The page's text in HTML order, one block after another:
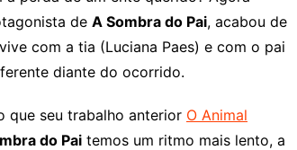
de A Sombra do Pai, acabou de
com a tia (Luciana Paes) e com o pai
diante do ocorrido.
que seu trabalho anterior O Animal
do Pai temos um ritmo mais lento, a